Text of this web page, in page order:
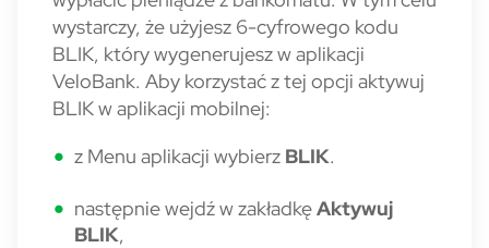
wystarczy, że użyjesz 6-cyfrowego kodu
BLIK, który wygenerujesz w aplikacji
VeloBank. Aby korzystać z tej opcji aktywuj
BLIK w aplikacji mobilnej:
z Menu aplikacji wybierz BLIK.
następnie wejdź w zakładkęAktywuj
BLIK,